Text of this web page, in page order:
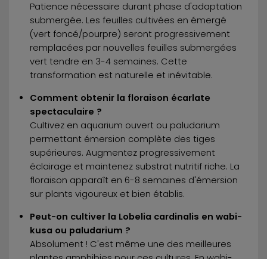
Patience nécessaire durant phase d'adaptation
submergée. Les feuilles cultivées en émergé
(vert foncé/pourpre) seront progressivement
remplacées par nouvelles feuilles submergées
vert tendre en 3-4 semaines. Cette
transformation est naturelle et inévitable.
Comment obtenir la floraison écarlate
spectaculaire ?
Cultivez en aquarium ouvert ou paludarium
permettant émersion complète des tiges
supérieures. Augmentez progressivement
éclairage et maintenez substrat nutritif riche. La
floraison apparaît en 6-8 semaines d'émersion
sur plants vigoureux et bien établis.
Peut-on cultiver la Lobelia cardinalis en wabi-
kusa ou paludarium ?
Absolument ! C'est même une des meilleures